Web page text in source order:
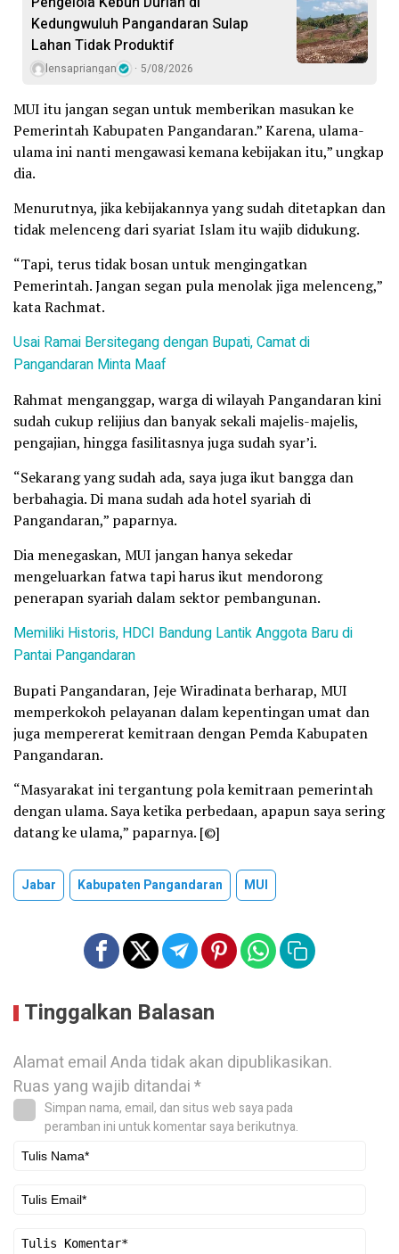
Kedungwuluh Pangandaran Sulap
Lahan Tidak Produktif ‎
lensapriangan 5/08/2026
MUI itu jangan segan untuk memberikan masukan ke
Pemerintah Kabupaten Pangandaran.” Karena, ulama-
ulama ini nanti mengawasi kemana kebijakan itu,” ungkap
dia.
Menurutnya, jika kebijakannya yang sudah ditetapkan dan
tidak melenceng dari syariat Islam itu wajib didukung.
“Tapi, terus tidak bosan untuk mengingatkan
Pemerintah. Jangan segan pula menolak jiga melenceng,”
kata Rachmat.
Usai Ramai Bersitegang dengan Bupati, Camat di
Pangandaran Minta Maaf
Rahmat menganggap, warga di wilayah Pangandaran kini
sudah cukup relijius dan banyak sekali majelis-majelis,
pengajian, hingga fasilitasnya juga sudah syar’i.
“Sekarang yang sudah ada, saya juga ikut bangga dan
berbahagia. Di mana sudah ada hotel syariah di
Pangandaran,” paparnya.
Dia menegaskan, MUI jangan hanya sekedar
mengeluarkan fatwa tapi harus ikut mendorong
penerapan syariah dalam sektor pembangunan.
Memiliki Historis, HDCI Bandung Lantik Anggota Baru di
Pantai Pangandaran
Bupati Pangandaran, Jeje Wiradinata berharap, MUI
memperkokoh pelayanan dalam kepentingan umat dan
juga mempererat kemitraan dengan Pemda Kabupaten
Pangandaran.
“Masyarakat ini tergantung pola kemitraan pemerintah
dengan ulama. Saya ketika perbedaan, apapun saya sering
datang ke ulama,” paparnya. [©]
Jabar Kabupaten Pangandaran MUI
Tinggalkan Balasan
Alamat email Anda tidak akan dipublikasikan.
Ruas yang wajib ditandai*
Simpan nama, email, dan situs web saya pada
peramban ini untuk komentar saya berikutnya.